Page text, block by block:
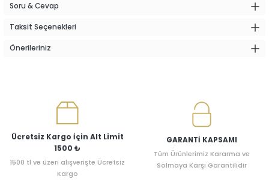
Soru & Cevap
Taksit Seçenekleri
Önerileriniz
Ücretsiz Kargo İçin Alt Limit
1500 ₺
1500 tl ve üzeri alışverişte Ücretsiz
Kargo
GARANTİ KAPSAMI
Tüm Ürünlerimiz Kararma ve
Solmaya Karşı Garantilidir